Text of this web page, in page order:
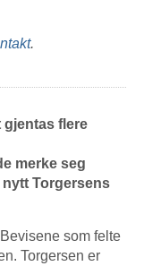
.
gjentas flere
merke seg
nytt Torgersens
som felte
Torgersen er